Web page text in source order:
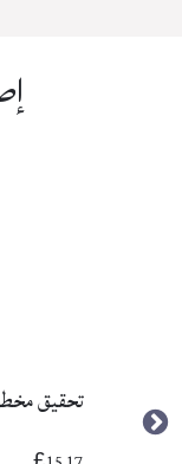
تحقيق